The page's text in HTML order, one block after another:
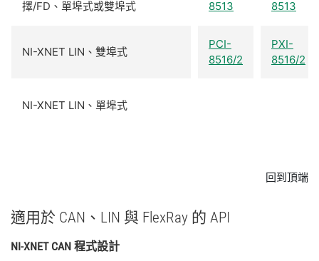
擇/FD、單埠式或雙埠式 8513 8513
NI-XNET LIN、雙埠式
PCI-
8516/2
PXI-
8516/2
NI-XNET LIN、單埠式
回到頂端
適用於 CAN、 LIN 與 FlexRay 的 API
NI-XNET CAN 程式設計